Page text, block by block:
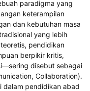
paradigma yang
keterampilan
dan kebutuhan masa
yang lebih
pendidikan
berpikir kritis,
disebut sebagai
Collaboration).
dalam pendidikan abad